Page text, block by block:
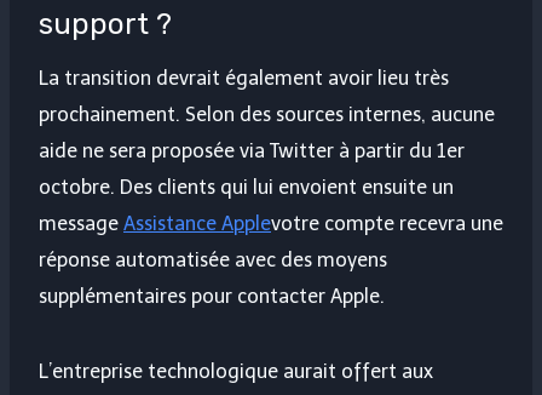
support ?
La transition devrait également avoir lieu très
prochainement. Selon des sources internes, aucune
aide ne sera proposée via Twitter à partir du 1er
octobre. Des clients qui lui envoient ensuite un
message Assistance Applevotre compte recevra une
réponse automatisée avec des moyens
supplémentaires pour contacter Apple.
L’entreprise technologique aurait offert aux